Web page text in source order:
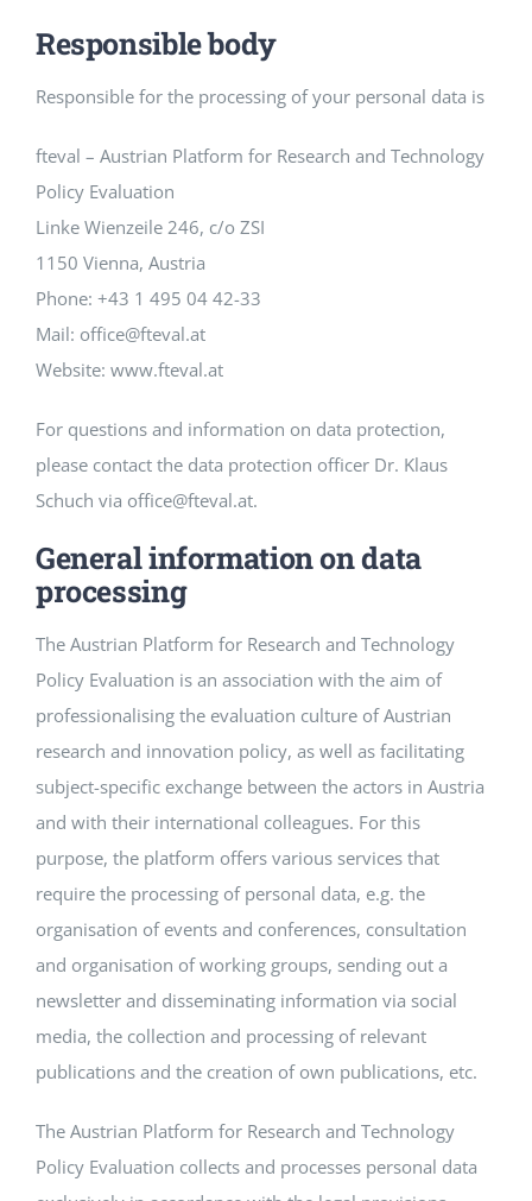
Responsible body
Responsible for the processing of your personal data is
fteval – Austrian Platform for Research and Technology
Policy Evaluation
Linke Wienzeile 246, c/o ZSI
1150 Vienna, Austria
Phone: +43 1 495 04 42-33
Mail: office@fteval.at
Website: www.fteval.at
For questions and information on data protection,
please contact the data protection officer Dr. Klaus
Schuch via office@fteval.at.
General information on data
processing
The Austrian Platform for Research and Technology
Policy Evaluation is an association with the aim of
professionalising the evaluation culture of Austrian
research and innovation policy, as well as facilitating
subject-specific exchange between the actors in Austria
and with their international colleagues. For this
purpose, the platform offers various services that
require the processing of personal data, e.g. the
organisation of events and conferences, consultation
and organisation of working groups, sending out a
newsletter and disseminating information via social
media, the collection and processing of relevant
publications and the creation of own publications, etc.
The Austrian Platform for Research and Technology
Policy Evaluation collects and processes personal data